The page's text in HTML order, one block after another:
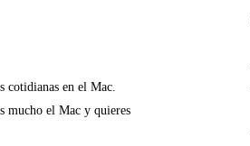
cotidianas en el Mac.
mucho el Mac y quieres